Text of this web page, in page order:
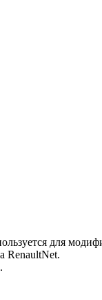
для
RenaultNet.